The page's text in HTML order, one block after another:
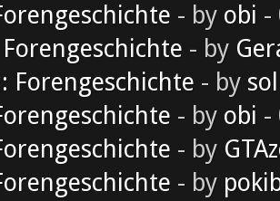
- by obi -
Forengeschichte - by
Forengeschichte - by
- by obi -
- by
- by